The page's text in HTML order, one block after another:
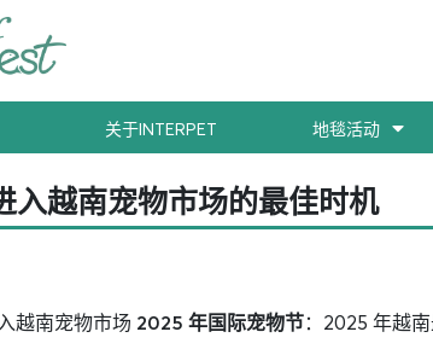
关于INTERPET 地毯活动
入越南宠物市场的最佳时机
越南宠物市场 2025 年国际宠物节：2025 年越